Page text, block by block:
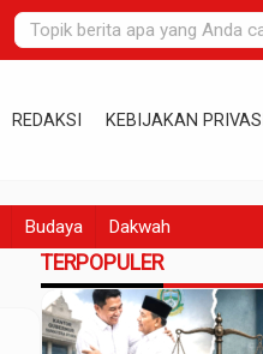
REDAKSI KEBIJAKAN PRIVASI
Budaya Dakwah
TERPOPULER